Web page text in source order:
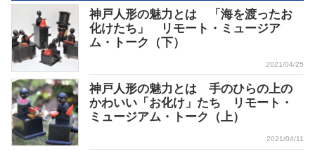
神戸人形の魅力とは 「海を渡ったお
化けたち」 リモート・ミュージア
ム・トーク（下）
2021/04/25
神戸人形の魅力とは 手のひらの上の
かわいい「お化け」たち リモート・
ミュージアム・トーク（上）
2021/04/11